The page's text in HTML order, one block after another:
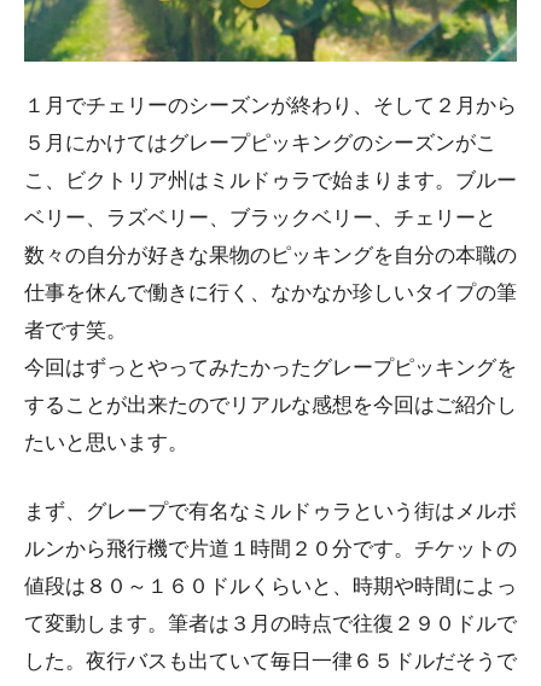
１月でチェリーのシーズンが終わり、そして２月から
５月にかけてはグレープピッキングのシーズンがこ
こ、ビクトリア州はミルドゥラで始まります。ブルー
ベリー、ラズベリー、ブラックベリー、チェリーと
数々の自分が好きな果物のピッキングを自分の本職の
仕事を休んで働きに行く、なかなか珍しいタイプの筆
者です笑。
今回はずっとやってみたかったグレープピッキングを
することが出来たのでリアルな感想を今回はご紹介し
たいと思います。
まず、グレープで有名なミルドゥラという街はメルボ
ルンから飛行機で片道１時間２０分です。チケットの
値段は８０～１６０ドルくらいと、時期や時間によっ
て変動します。筆者は３月の時点で往復２９０ドルで
した。夜行バスも出ていて毎日一律６５ドルだそうで